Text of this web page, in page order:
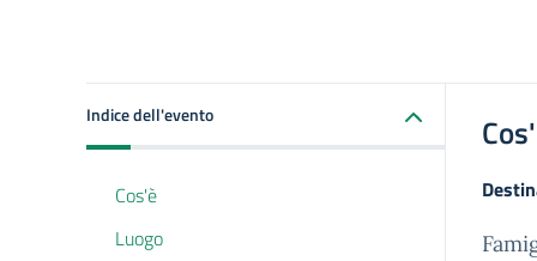
Indice dell'evento
Cos'è
Luogo